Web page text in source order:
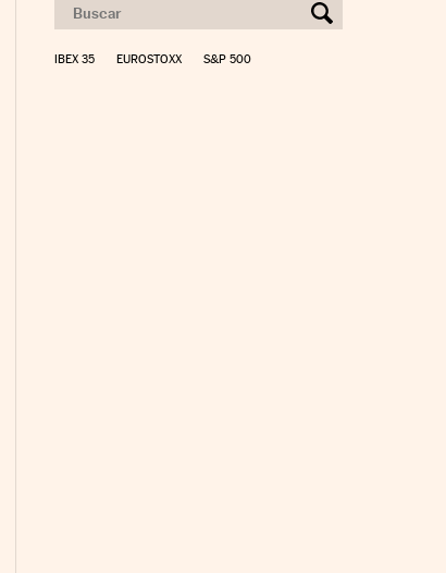
IBEX 35 EUROSTOXX S&P 500